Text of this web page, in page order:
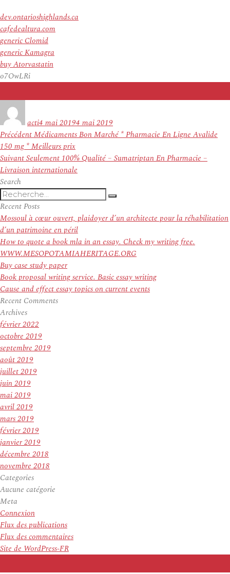
dev.ontarioshighlands.ca
cafedealtura.com
generic Clomid
generic Kamagra
buy Atorvastatin
o7OwLRi
actile
4 mai 20194 mai 2019
Navigation
de
l’article
PrécédentArticle
précédent :
Médicaments Bon Marché * Pharmacie En Ligne Avalide
150 mg * Meilleurs prix
SuivantArticle
suivant :
Seulement 100% Qualité – Sumatriptan En Pharmacie –
Livraison internationale
Search
Recherche
pour
:
Recherche
Recent Posts
Mossoul à cœur ouvert, plaidoyer d’un architecte pour la réhabilitation
d’un patrimoine en péril
How to quote a book mla in an essay. Check my writing free.
WWW.MESOPOTAMIAHERITAGE.ORG
Buy case study paper
Book proposal writing service. Basic essay writing
Cause and effect essay topics on current events
Recent Comments
Archives
février 2022
octobre 2019
septembre 2019
août 2019
juillet 2019
juin 2019
mai 2019
avril 2019
mars 2019
février 2019
janvier 2019
décembre 2018
novembre 2018
Categories
Aucune catégorie
Meta
Connexion
Flux des publications
Flux des commentaires
Site de WordPress-FR